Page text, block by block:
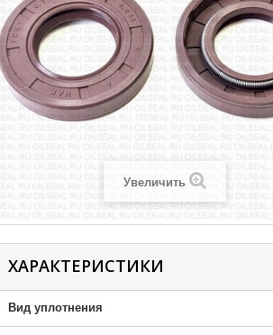
Увеличить
ХАРАКТЕРИСТИКИ
Вид уплотнения